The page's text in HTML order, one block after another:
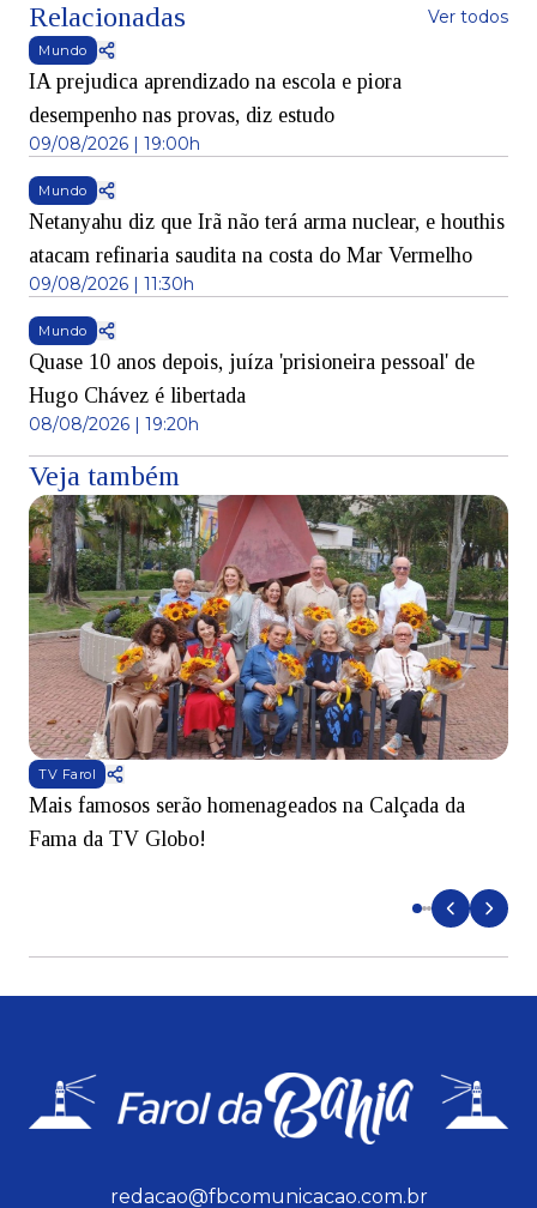
Relacionadas Ver todos
Mundo
IA prejudica aprendizado na escola e piora
desempenho nas provas, diz estudo
09/08/2026 | 19:00h
Mundo
Netanyahu diz que Irã não terá arma nuclear, e houthis
atacam refinaria saudita na costa do Mar Vermelho
09/08/2026 | 11:30h
Mundo
Quase 10 anos depois, juíza 'prisioneira pessoal' de
Hugo Chávez é libertada
08/08/2026 | 19:20h
Veja também
TV Farol
Mais famosos serão homenageados na Calçada da
Fama da TV Globo!
redacao@fbcomunicacao.com.br